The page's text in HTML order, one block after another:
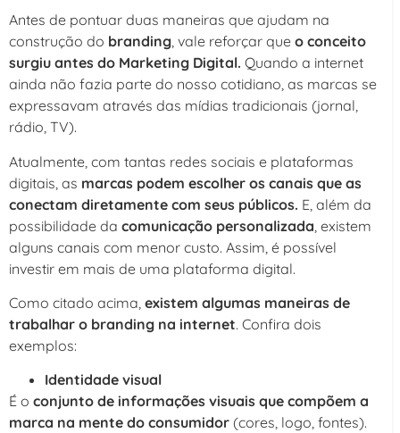
Antes de pontuar duas maneiras que ajudam na
construção do branding, vale reforçar que o conceito
surgiu antes do Marketing Digital. Quando a internet
ainda não fazia parte do nosso cotidiano, as marcas se
expressavam através das mídias tradicionais (jornal,
rádio, TV).
Atualmente, com tantas redes sociais e plataformas
digitais, as marcas podem escolher os canais que as
conectam diretamente com seus públicos. E, além da
possibilidade da comunicação personalizada , existem
alguns canais com menor custo. Assim, é possível
investir em mais de uma plataforma digital.
Como citado acima, existem algumas maneiras de
trabalhar o branding na internet. Confira dois
exemplos:
Identidade visual
É o conjunto de informações visuais que compõem a
marca na mente do consumidor (cores, logo, fontes).